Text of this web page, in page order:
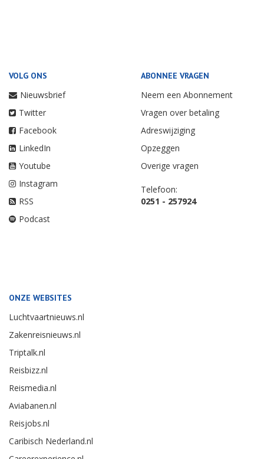
VOLG ONS
Nieuwsbrief
Twitter
Facebook
LinkedIn
Youtube
Instagram
RSS
Podcast
ABONNEE VRAGEN
Neem een Abonnement
Vragen over betaling
Adreswijziging
Opzeggen
Overige vragen
Telefoon:
0251 - 257924
ONZE WEBSITES
Luchtvaartnieuws.nl
Zakenreisnieuws.nl
Triptalk.nl
Reisbizz.nl
Reismedia.nl
Aviabanen.nl
Reisjobs.nl
Caribisch Nederland.nl